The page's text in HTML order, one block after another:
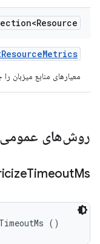
ResourceMetrics
معیارهای منابع میزبان
روش‌های عمومی
TimeoutMs
()